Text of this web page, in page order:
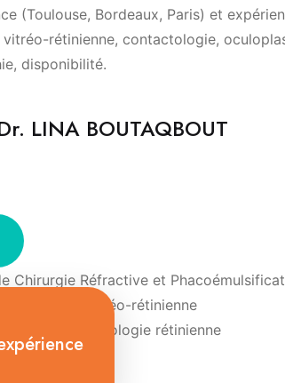
(Toulouse, Bordeaux, Paris) et
rétinienne, contactologie,
disponibilité.
LINA BOUTAQBOUT
Chirurgie Réfractive et
Chirurgie vitréo-rétinienne
et de pathologie rétinienne